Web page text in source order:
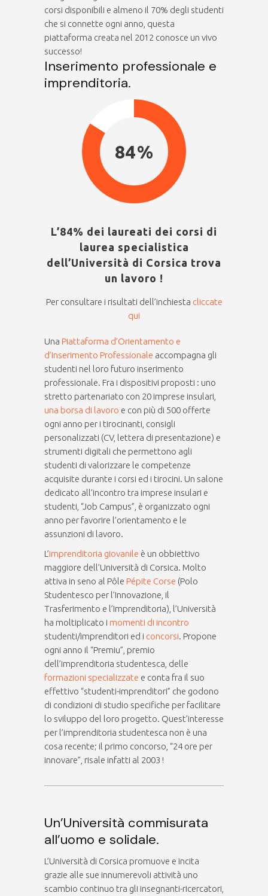
corsi disponibili e almeno il 70% degli studenti
che si connette ogni anno, questa
piattaforma creata nel 2012 conosce un vivo
successo!
Inserimento professionale e
imprenditoria.
84
L’84% dei laureati dei corsi di
laurea specialistica
dell’Università di Corsica trova
un lavoro !
Per consultare i risultati dell’inchiesta cliccate
qui
Una Piattaforma d’Orientamento e
d’Inserimento Professionale accompagna gli
studenti nel loro futuro inserimento
professionale. Fra i dispositivi proposti : uno
stretto partenariato con 20 imprese insulari,
una borsa di lavoro e con più di 500 offerte
ogni anno per i tirocinanti, consigli
personalizzati (CV, lettera di presentazione) e
strumenti digitali che permettono agli
studenti di valorizzare le competenze
acquisite durante i corsi ed i tirocini. Un salone
dedicato all’incontro tra imprese insulari e
studenti, “Job Campus”, è organizzato ogni
anno per favorire l’orientamento e le
assunzioni di lavoro.
L’imprenditoria giovanile è un obbiettivo
maggiore dell’Università di Corsica. Molto
attiva in seno al Pôle Pépite Corse (Polo
Studentesco per l’Innovazione, il
Trasferimento e l’Imprenditoria), l’Università
ha moltiplicato i momenti di incontro
studenti/imprenditori ed i concorsi. Propone
ogni anno il “Premiu”, premio
dell’imprenditoria studentesca, delle
formazioni specializzate e conta fra il suo
effettivo “studenti-imprenditori” che godono
di condizioni di studio specifiche per facilitare
lo sviluppo del loro progetto. Quest’interesse
per l’imprenditoria studentesca non è una
cosa recente; il primo concorso, “24 ore per
innovare”, risale infatti al 2003 !
Un’Università commisurata
all’uomo e solidale.
L’Università di Corsica promuove e incita
grazie alle sue innumerevoli attività uno
scambio continuo tra gli insegnanti-ricercatori,